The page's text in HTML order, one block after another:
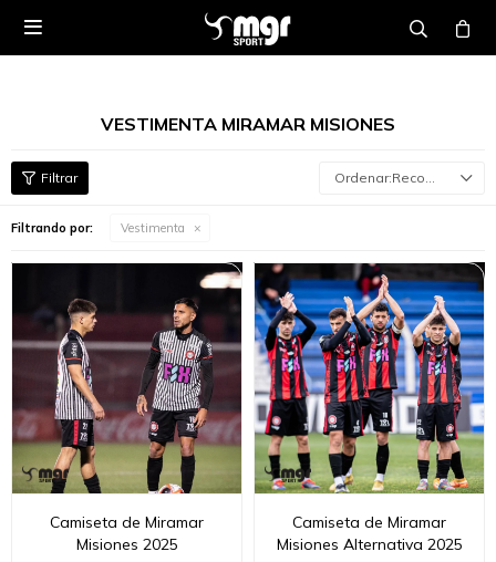

VESTIMENTA MIRAMAR MISIONES
Recomendados
Filtrando por: Vestimenta
Camiseta de Miramar
Misiones 2025
Camiseta de Miramar
Misiones Alternativa 2025